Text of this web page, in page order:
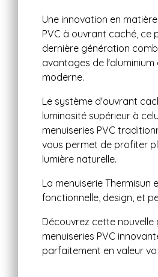
Une innovation en
PVC à ouvrant caché, ce
dernière génération
avantages de l'aluminium
moderne.
Le système d'ouvrant
luminosité supérieur à
menuiseries PVC
vous permet de profiter
lumière naturelle.
La menuiserie Thermisun
fonctionnelle, design, et
Découvrez cette nouvelle
menuiseries PVC
parfaitement en valeur